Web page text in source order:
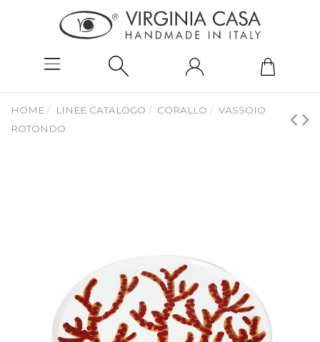
HOME LINEE CATALOGO CORALLO
VASSOIO
ROTONDO